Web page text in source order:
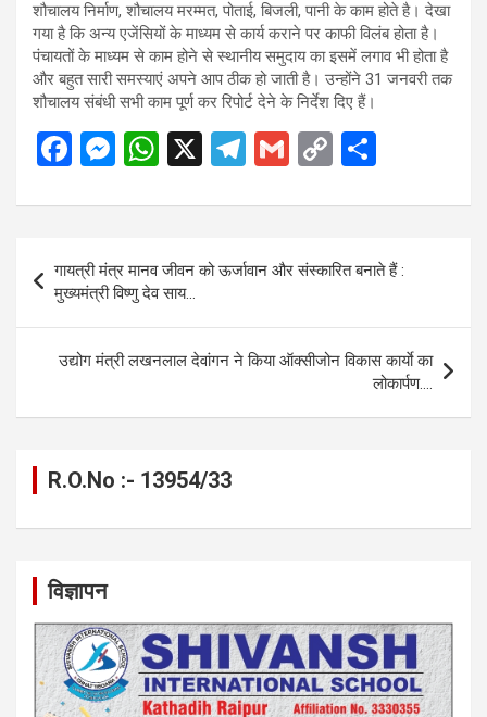
शौचालय निर्माण, शौचालय मरम्मत, पोताई, बिजली, पानी के काम होते है। देखा
गया है कि अन्य एजेंसियों के माध्यम से कार्य कराने पर काफी विलंब होता है।
पंचायतों के माध्यम से काम होने से स्थानीय समुदाय का इसमें लगाव भी होता है
और बहुत सारी समस्याएं अपने आप ठीक हो जाती है। उन्होंने 31 जनवरी तक
शौचालय संबंधी सभी काम पूर्ण कर रिपोर्ट देने के निर्देश दिए हैं।
F
ce
b
o
o
k
M
se
g
er
W
at
s
A
p
p
X
T
e
gr
a
m
G
ail
C
py
Li
n
k
ar
e
navigation
गायत्री मंत्र मानव जीवन को ऊर्जावान और संस्कारित बनाते हैं :
मुख्यमंत्री विष्णु देव साय…
उद्योग मंत्री लखनलाल देवांगन ने किया ऑक्सीजोन विकास कार्याे का
लोकार्पण….
R.O.No :- 13954/33
विज्ञापन